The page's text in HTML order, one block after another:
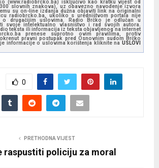
(www.radiobrcko.ba) isključivo kao kratku vijest od
slovnih znakova), uz obavezno navođenje izvora
su on-line izdanja dužna objaviti link na originalni
radiobrcko.ba, ukoliko s uredništvom portala nije
o drugačijim uslovima. Radio Brčko je odlučan u
svoje intelektualno vlasništvo i rad svojih autora.
teksta ili informacija iz teksta objavljenog na internet
prenese suprotno ovim pravilima, protiv
pravni postupak pred Osnovnim sudom Brčko
informacije o uslovima korištenja kliknite na USLOVI
0
PRETHODNA VIJEST
raspustiti policiju za moral